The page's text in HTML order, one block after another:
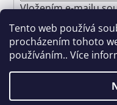
Tento web používá
procházením tohoto
používáním.. Více
Vložením e-mailu
ochrany osobních
PŘIHLÁSIT SE